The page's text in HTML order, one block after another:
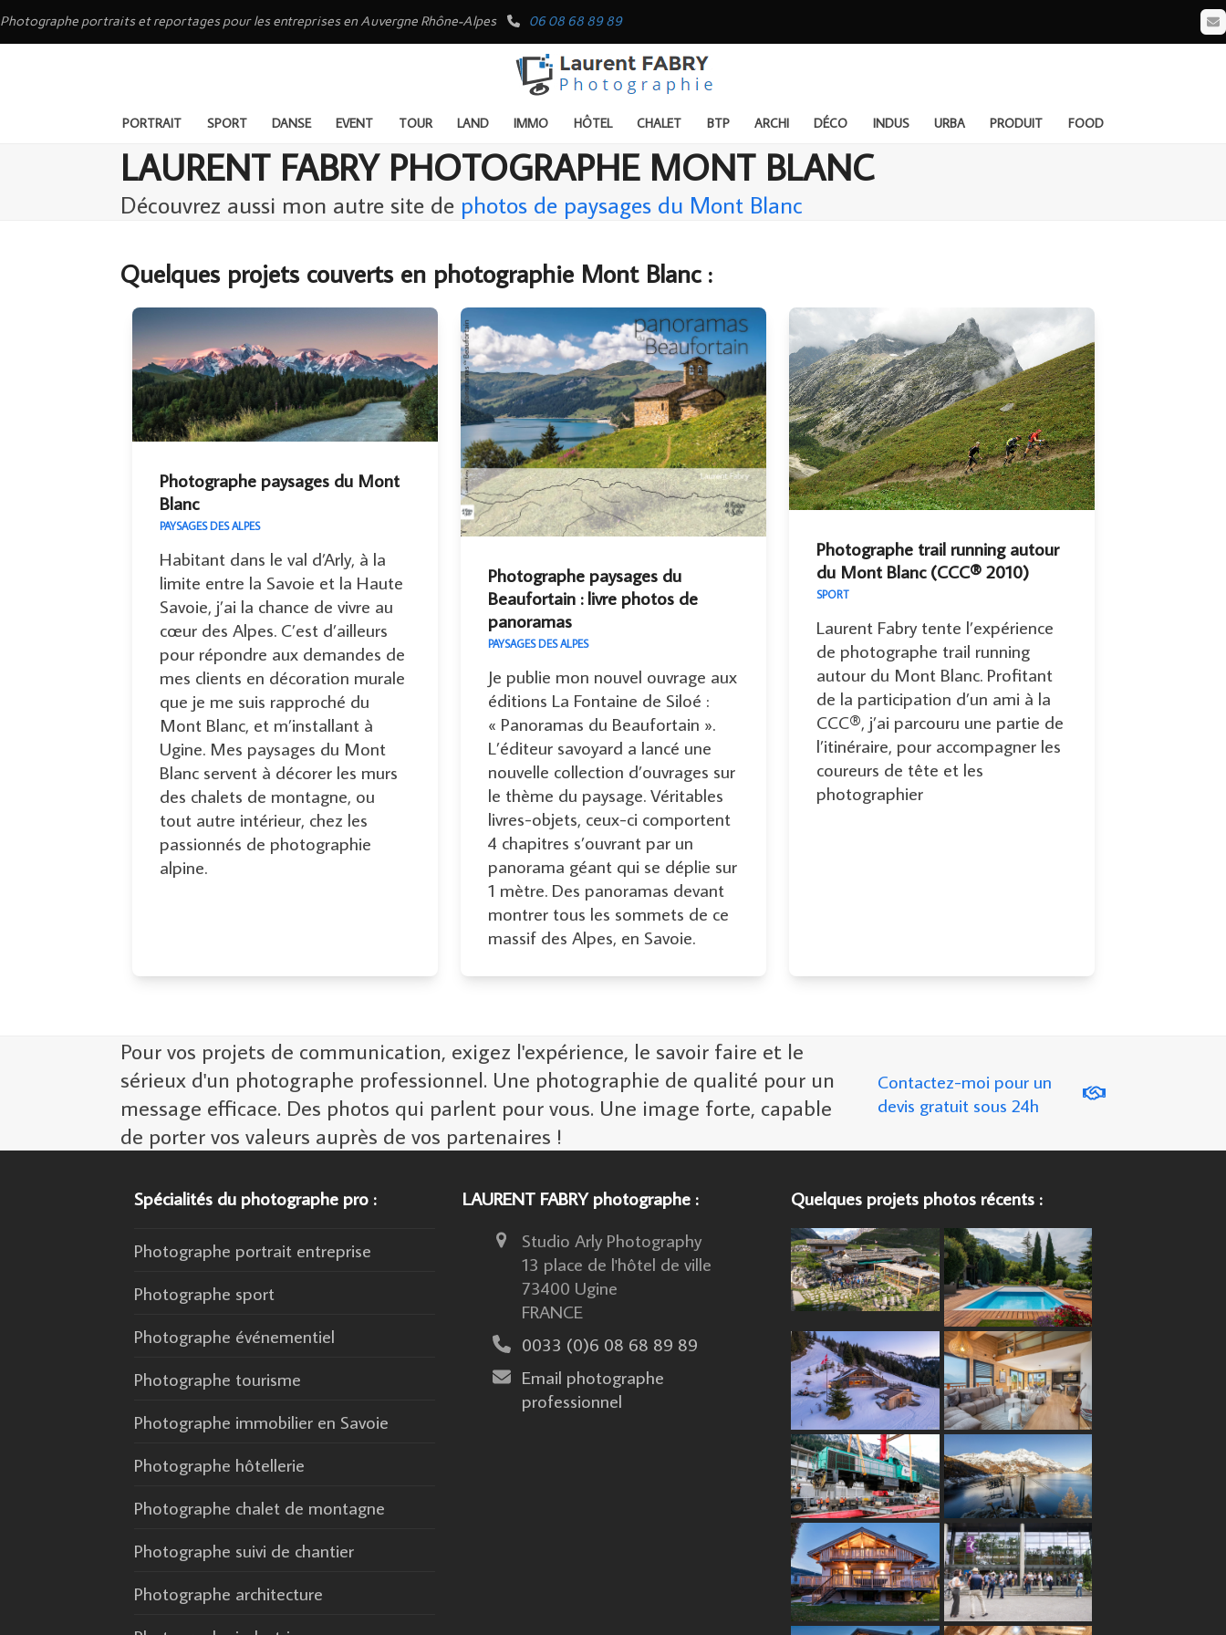
Skip
Photographe portraits et reportages pour les entreprises en Auvergne Rhône-Alpes 06 08 68 89 89
PORTRAIT SPORT DANSE EVENT TOUR LAND IMMO HÔTEL CHALET BTP ARCHI DÉCO INDUS URBA PRODUIT FOOD
LAURENT FABRY PHOTOGRAPHE MONT BLANC
Découvrez aussi mon autre site de photos de paysages du Mont Blanc
Quelques projets couverts en photographie Mont Blanc :
Photographe paysages du Mont
Blanc
PAYSAGES DES ALPES
Habitant dans le val d’Arly, à la
limite entre la Savoie et la Haute
Savoie, j’ai la chance de vivre au
cœur des Alpes. C’est d’ailleurs
pour répondre aux demandes de
mes clients en décoration murale
que je me suis rapproché du
Mont Blanc, et m’installant à
Ugine. Mes paysages du Mont
Blanc servent à décorer les murs
des chalets de montagne, ou
tout autre intérieur, chez les
passionnés de photographie
alpine.
Photographe paysages du
Beaufortain : livre photos de
panoramas
PAYSAGES DES ALPES
Je publie mon nouvel ouvrage aux
éditions La Fontaine de Siloé :
« Panoramas du Beaufortain ».
L’éditeur savoyard a lancé une
nouvelle collection d’ouvrages sur
le thème du paysage. Véritables
livres-objets, ceux-ci comportent
4 chapitres s’ouvrant par un
panorama géant qui se déplie sur
1 mètre. Des panoramas devant
montrer tous les sommets de ce
massif des Alpes, en Savoie.
Photographe trail running autour
du Mont Blanc (CCC® 2010)
SPORT
Laurent Fabry tente l’expérience
de photographe trail running
autour du Mont Blanc. Profitant
de la participation d’un ami à la
CCC®, j’ai parcouru une partie de
l’itinéraire, pour accompagner les
coureurs de tête et les
photographier
Pour vos projets de communication, exigez l'expérience, le savoir faire et le
sérieux d'un photographe professionnel. Une photographie de qualité pour un
message efficace. Des photos qui parlent pour vous. Une image forte, capable
de porter vos valeurs auprès de vos partenaires !
Contactez-moi pour un
devis gratuit sous 24h
Spécialités du photographe pro :
Photographe portrait entreprise
Photographe sport
Photographe événementiel
Photographe tourisme
Photographe immobilier en Savoie
Photographe hôtellerie
Photographe chalet de montagne
Photographe suivi de chantier
Photographe architecture
LAURENT FABRY photographe :
Studio Arly Photography
13 place de l'hôtel de ville
73400 Ugine
FRANCE
0033 (0)6 08 68 89 89
Email photographe
professionnel
Quelques projets photos récents :